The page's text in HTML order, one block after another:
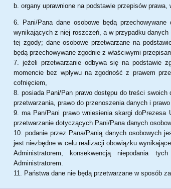
organy uprawnione na podstawie przepisów
Pani/Pana dane osobowe będą
wynikających z niej roszczeń, a w przypadku
tej zgody; dane osobowe przetwarzane na
będą przechowywane zgodnie z właściwymi
jeżeli przetwarzanie odbywa się na podstawie
momencie bez wpływu na zgodność z prawem
cofnięciem,
posiada Pani/Pan prawo dostępu do treści
przetwarzania, prawo do przenoszenia danych i
ma Pan/Pani prawo wniesienia skargi
przetwarzanie dotyczących Pani/Pana danych
podanie przez Pana/Panią danych osobowych
jest niezbędne w celu realizacji obowiązku
Administratorem, konsekwencją niepodania
Administratorem.
Państwa dane nie będą przetwarzane w sposób